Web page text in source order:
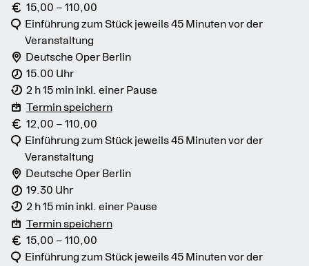
15,00 – 110,00
Einführung zum Stück jeweils 45 Minuten vor der
Veranstaltung
Deutsche Oper Berlin
15.00 Uhr
2 h 15 min inkl. einer Pause
Termin speichern
12,00 – 110,00
Einführung zum Stück jeweils 45 Minuten vor der
Veranstaltung
Deutsche Oper Berlin
19.30 Uhr
2 h 15 min inkl. einer Pause
Termin speichern
15,00 – 110,00
Einführung zum Stück jeweils 45 Minuten vor der